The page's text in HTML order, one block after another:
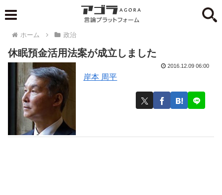
ホーム 政治
休眠預金活用法案が成立しました
岸本 周平
2016.12.09 06:00